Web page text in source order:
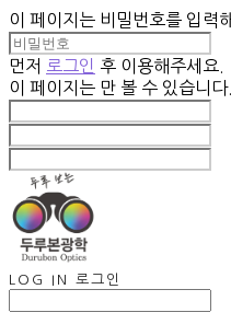
이 페이지는 비밀번호를 입력
먼저 로그인 후 이용해주세요.
이 페이지는 만 볼 수 있습니다.
LOG IN 로그인